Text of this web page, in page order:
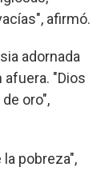
afirmó.
adornada
"Dios
oro",
pobreza",